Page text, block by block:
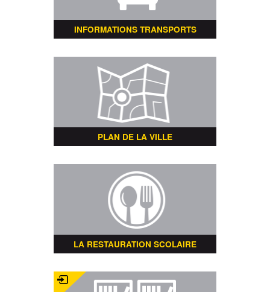
INFORMATIONS TRANSPORTS
PLAN DE LA VILLE
LA RESTAURATION SCOLAIRE